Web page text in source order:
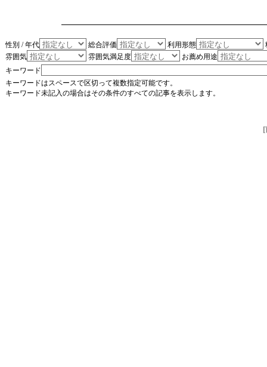
性別 / 年代 総合評価 利用形態
雰囲気
雰囲気満足度
お薦め用途
キーワード
キーワードはスペースで区切って複数指定可能です。
キーワード未記入の場合はその条件のすべての記事を表示します。
[